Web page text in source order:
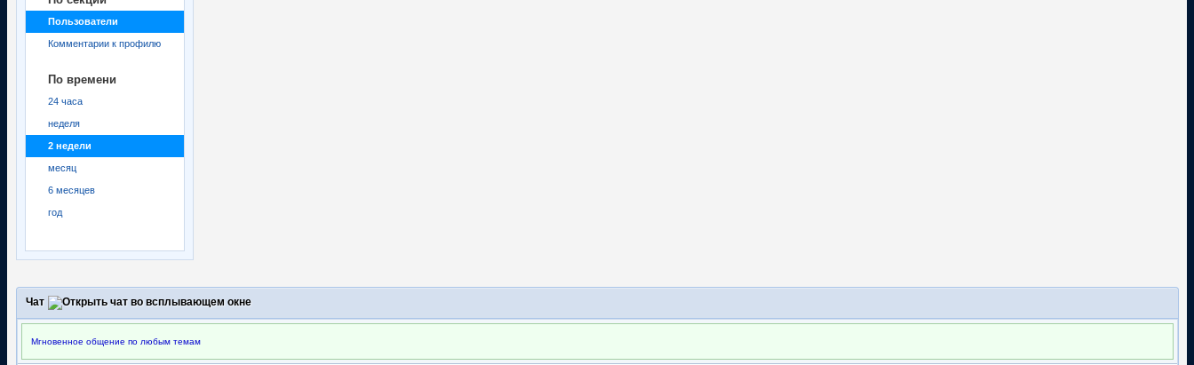
Пользователи
Комментарии к профилю
По времени
24 часа
неделя
2 недели
месяц
6 месяцев
год
Чат
Мгновенное общение по любым темам